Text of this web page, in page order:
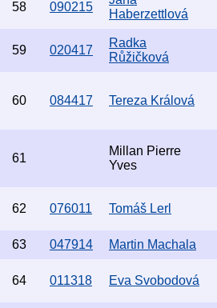
58 090215
Haberzettlová
59 020417
Radka
Růžičková
60 084417 Tereza Králová
61
Millan Pierre
Yves
62 076011 Tomáš Lerl
63 047914 Martin Machala
64 011318 Eva Svobodová